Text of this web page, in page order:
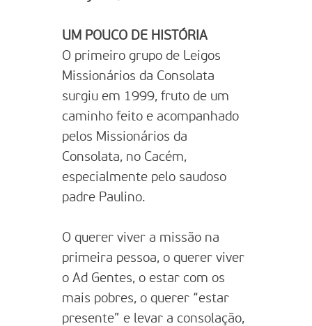
UM POUCO DE HISTÓRIA
O primeiro grupo de Leigos
Missionários da Consolata
surgiu em 1999, fruto de um
caminho feito e acompanhado
pelos Missionários da
Consolata, no Cacém,
especialmente pelo saudoso
padre Paulino.
O querer viver a missão na
primeira pessoa, o querer viver
o Ad Gentes, o estar com os
mais pobres, o querer “estar
presente” e levar a consolação,